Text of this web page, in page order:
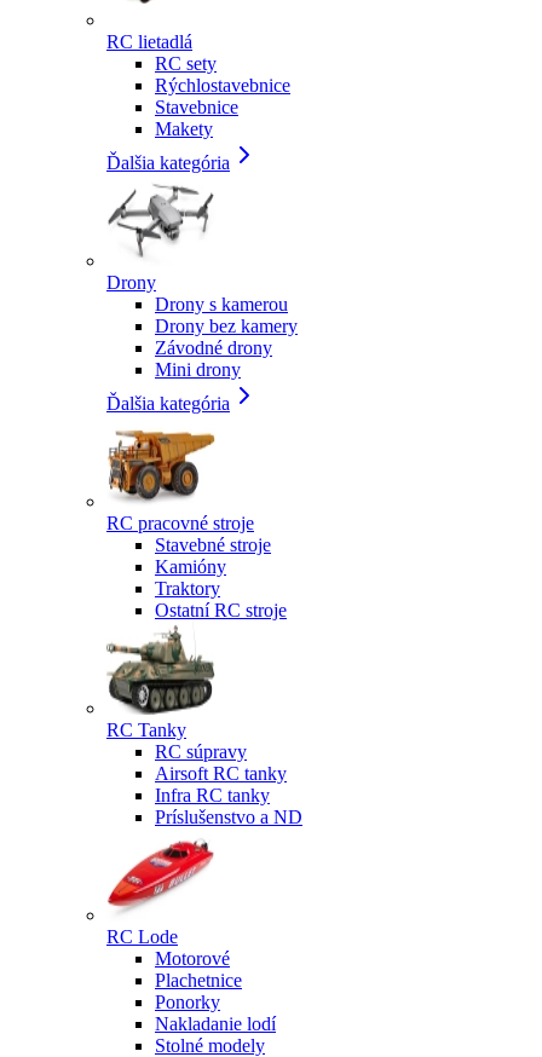
RC lietadlá
RC sety
Rýchlostavebnice
Stavebnice
Makety
Ďalšia kategória
Drony
Drony s kamerou
Drony bez kamery
Závodné drony
Mini drony
Ďalšia kategória
RC pracovné stroje
Stavebné stroje
Kamióny
Traktory
Ostatní RC stroje
RC Tanky
RC súpravy
Airsoft RC tanky
Infra RC tanky
Príslušenstvo a ND
RC Lode
Motorové
Plachetnice
Ponorky
Nakladanie lodí
Stolné modely